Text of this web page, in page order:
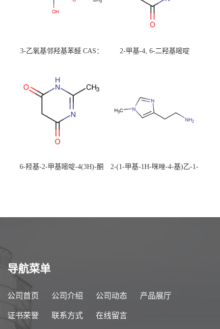
3-乙氧基邻羟基苯醛 CAS：
校可先用后付
2-甲基-4, 6-二羟基嘧啶
6-羟基-2-甲基嘧啶-4(3H)-酮
2-(1-甲基-1H-咪唑-4-基)乙-1-
导航菜单
公司首页 公司介绍 公司动态 产品展厅
证书荣誉 联系方式 在线留言